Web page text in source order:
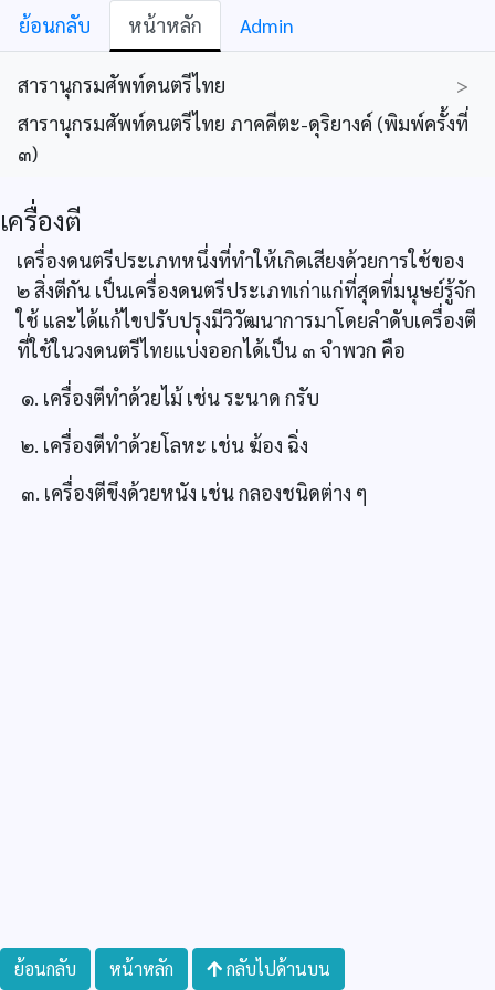
ย้อนกลับ หน้าหลัก Admin
สารานุกรมศัพท์ดนตรีไทย
>
สารานุกรมศัพท์ดนตรีไทย ภาคคีตะ-ดุริยางค์ (พิมพ์ครั้งที่
๓)
เครื่องตี
เครื่องดนตรีประเภทหนึ่งที่ทำให้เกิดเสียงด้วยการใช้ของ
๒ สิ่งตีกัน เป็นเครื่องดนตรีประเภทเก่าแก่ที่สุดที่มนุษย์รู้จัก
ใช้ และได้แก้ไขปรับปรุงมีวิวัฒนาการมาโดยลำดับเครื่องตี
ที่ใช้ในวงดนตรีไทยแบ่งออกได้เป็น ๓ จำพวก คือ
๑. เครื่องตีทำด้วยไม้ เช่น ระนาด กรับ
๒. เครื่องตีทำด้วยโลหะ เช่น ฆ้อง ฉิ่ง
๓. เครื่องตีขึงด้วยหนัง เช่น กลองชนิดต่าง ๆ
ย้อนกลับ หน้าหลัก กลับไปด้านบน